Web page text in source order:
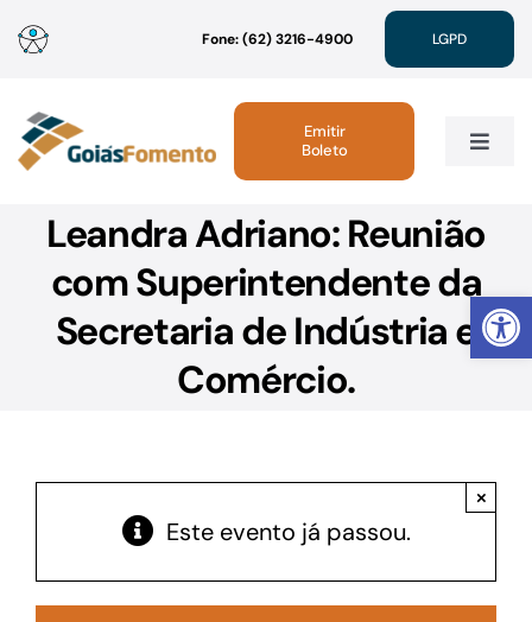
Abrir
para
conteúdo
Fone: (62) 3216-4900 LGPD
Toggle
Institucional
Linhas de Crédito
Acesso à Informação
Emitir
Boleto
Leandra Adriano: Reunião
com Superintendente da
Secretaria de Indústria e
Comércio.
Este evento já passou.
×